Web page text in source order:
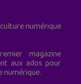
numérique
magazine
aux ados pour
numérique.